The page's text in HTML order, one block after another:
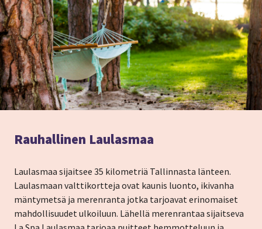
Rauhallinen Laulasmaa
Laulasmaa sijaitsee 35 kilometriä Tallinnasta länteen.
Laulasmaan valttikortteja ovat kaunis luonto, ikivanha
mäntymetsä ja merenranta jotka tarjoavat erinomaiset
mahdollisuudet ulkoiluun. Lähellä merenrantaa sijaitseva